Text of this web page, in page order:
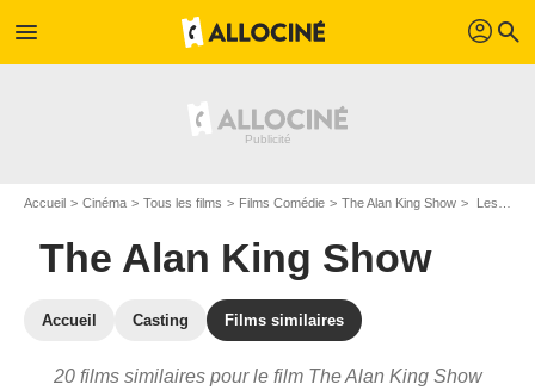
menu profil search
Accueil Cinéma Tous les films Films Comédie The Alan King Show Les films similaires à "The Alan King Show"
The Alan King Show
Accueil Casting Films similaires
20 films similaires pour le film The Alan King Show